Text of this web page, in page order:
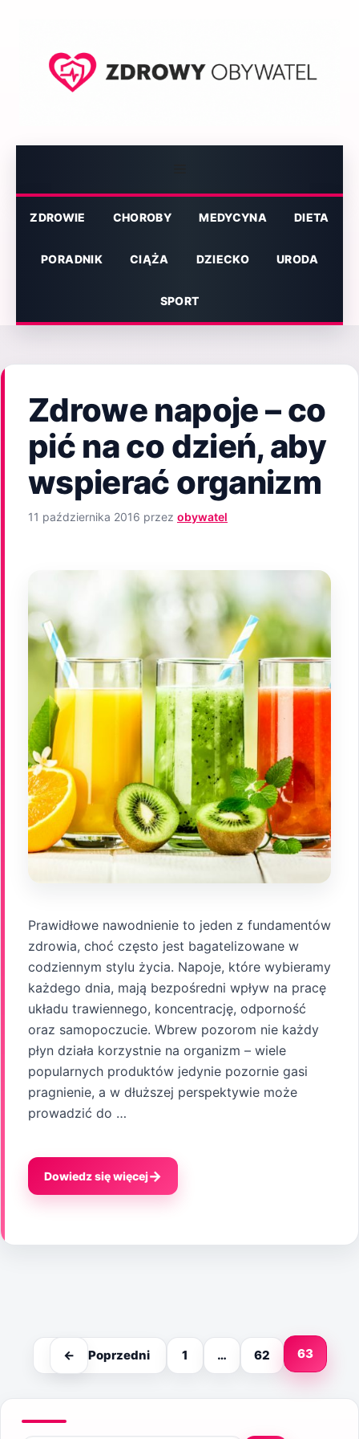
ZDROWIE CHOROBY MEDYCYNA DIETA
PORADNIK CIĄŻA DZIECKO URODA
SPORT
Zdrowe napoje – co
pić na co dzień, aby
wspierać organizm
11 października 2016 przez obywatel
Prawidłowe nawodnienie to jeden z fundamentów
zdrowia, choć często jest bagatelizowane w
codziennym stylu życia. Napoje, które wybieramy
każdego dnia, mają bezpośredni wpływ na pracę
układu trawiennego, koncentrację, odporność
oraz samopoczucie. Wbrew pozorom nie każdy
płyn działa korzystnie na organizm – wiele
popularnych produktów jedynie pozornie gasi
pragnienie, a w dłuższej perspektywie może
prowadzić do …
Dowiedz się więcej
← Poprzedni Strona
1 … Strona
62 Strona
63